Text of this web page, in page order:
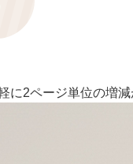
に2ページ単位の増減